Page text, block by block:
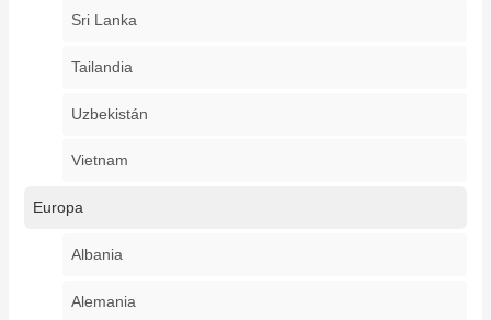
Sri Lanka
Tailandia
Uzbekistán
Vietnam
Europa
Albania
Alemania